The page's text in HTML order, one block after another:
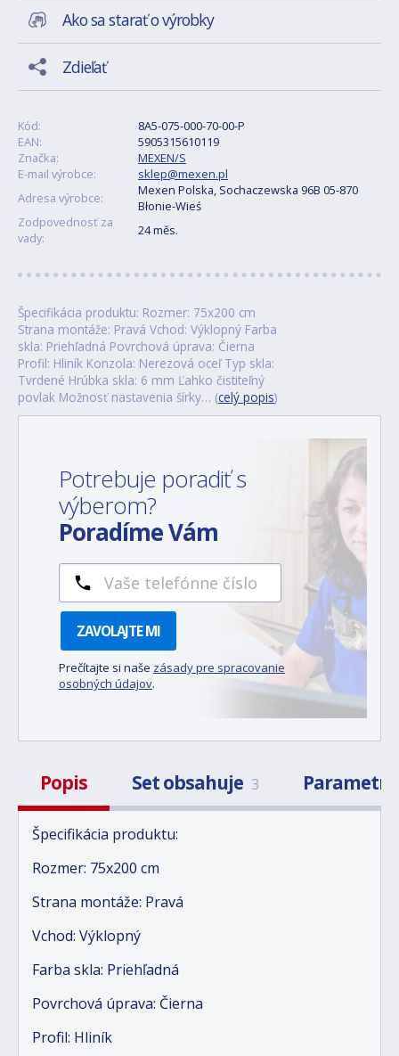
Ako sa starať o výrobky
Zdieľať
Kód:
8A5-075-000-70-00-P
EAN:
5905315610119
Značka:
MEXEN/S
E-mail výrobce:
sklep@mexen.pl
Adresa výrobce:
Mexen Polska, Sochaczewska 96B 05-870
Błonie-Wieś
Zodpovednosť za
vady:
24 měs.
Špecifikácia produktu: Rozmer: 75x200 cm
Strana montáže: Pravá Vchod: Výklopný Farba
skla: Priehľadná Povrchová úprava: Čierna
Profil: Hliník Konzola: Nerezová oceľ Typ skla:
Tvrdené Hrúbka skla: 6 mm Ľahko čistiteľný
povlak Možnosť nastavenia šírky… (celý popis)
Potrebuje poradiť s
výberom?
Poradíme Vám
ZAVOLAJTE MI
Prečítajte si naše zásady pre spracovanie
osobných údajov.
Popis Set obsahuje 3 Parametre
Špecifikácia produktu:
Rozmer: 75x200 cm
Strana montáže: Pravá
Vchod: Výklopný
Farba skla: Priehľadná
Povrchová úprava: Čierna
Profil: Hliník